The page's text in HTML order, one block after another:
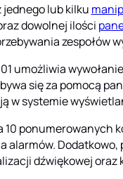
jednego lub kilku
dowolnej ilości
zespołów
umożliwia
się za pomocą
w systemie
10 ponumerowanych
alarmów.
dźwiękowej oraz